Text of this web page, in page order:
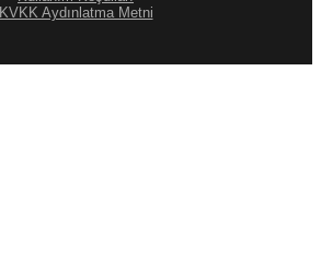
KVKK Aydınlatma Metni